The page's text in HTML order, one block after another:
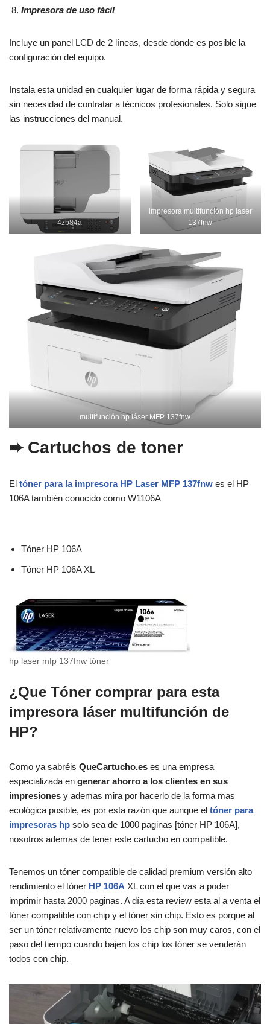
Impresora de uso fácil
Incluye un panel LCD de 2 líneas, desde donde es posible la
configuración del equipo.
Instala esta unidad en cualquier lugar de forma rápida y segura
sin necesidad de contratar a técnicos profesionales. Solo sigue
las instrucciones del manual.
4zb84a
impresora multifunción hp laser
137fnw
multifunción hp láser MFP 137fnw
➨ Cartuchos de toner
El tóner para la impresora HP Laser MFP 137fnw es el HP
106A también conocido como W1106A
Tóner HP 106A
Tóner HP 106A XL
hp laser mfp 137fnw tóner
¿Que Tóner comprar para esta
impresora láser multifunción de
HP?
Como ya sabréis QueCartucho.es es una empresa
especializada en generar ahorro a los clientes en sus
impresiones y ademas mira por hacerlo de la forma mas
ecológica posible, es por esta razón que aunque el tóner para
impresoras hp solo sea de 1000 paginas [tóner HP 106A],
nosotros ademas de tener este cartucho en compatible.
Tenemos un tóner compatible de calidad premium versión alto
rendimiento el tóner HP 106A XL con el que vas a poder
imprimir hasta 2000 paginas. A día esta review esta al a venta el
tóner compatible con chip y el tóner sin chip. Esto es porque al
ser un tóner relativamente nuevo los chip son muy caros, con el
paso del tiempo cuando bajen los chip los tóner se venderán
todos con chip.